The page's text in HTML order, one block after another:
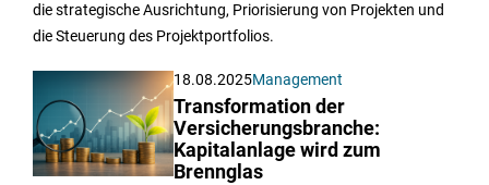
die strategische Ausrichtung, Priorisierung von Projekten und
die Steuerung des Projektportfolios.
18.08.2025Management
Transformation der
Versicherungsbranche:
Kapitalanlage wird zum
Brennglas